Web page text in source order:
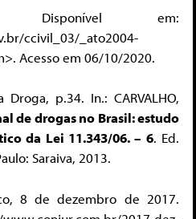
Disponível em:
ccivil_03/_ato2004-
Acesso em 06/10/2020.
p.34. In.: CARVALHO,
de drogas no Brasil: estudo
da Lei 11.343/06. – 6. Ed.
Saraiva, 2013.
8 de dezembro de 2017.